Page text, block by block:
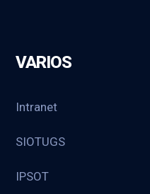
VARIOS
Intranet
SIOTUGS
IPSOT